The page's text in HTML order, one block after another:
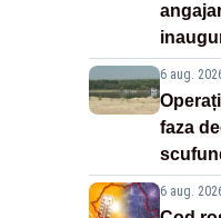
6 aug.
faza
6 aug.